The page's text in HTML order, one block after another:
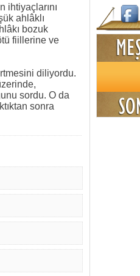
ihtiyaçlarını
ahlâklı
bozuk
fiillerine ve
diliyordu.
sordu. O da
sonra